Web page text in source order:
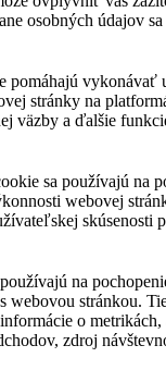
osobných údajov sa
pomáhajú vykonávať
stránky na
väzby a ďalšie
sa používajú na
webovej
skúsenosti
na
webovou stránkou.
o metrikách,
zdroj